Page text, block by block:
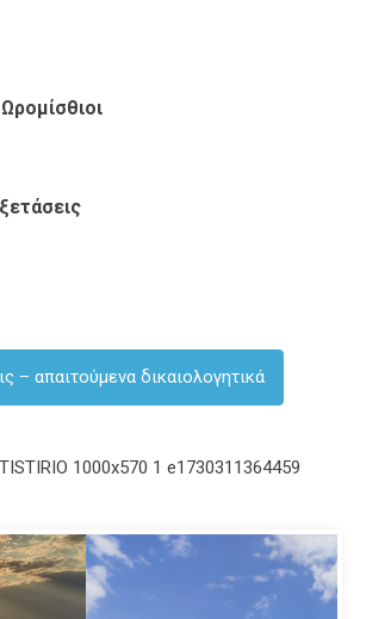
– απαιτούμενα δικαιολογητικά